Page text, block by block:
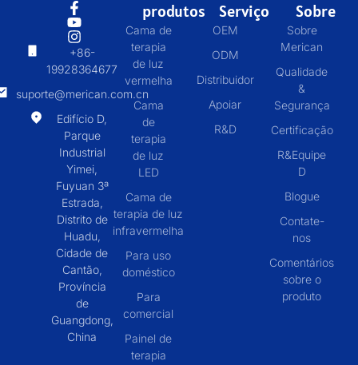
+86-
19928364677
suporte@merican.com.cn
Edifício D,
Parque
Industrial
Yimei,
Fuyuan 3ª
Estrada,
Distrito de
Huadu,
Cidade de
Cantão,
Província
de
Guangdong,
China
produtos
Cama de
terapia
de luz
vermelha
Cama
de
terapia
de luz
LED
Cama de
terapia de luz
infravermelha
Para uso
doméstico
Para
comercial
Painel de
terapia
Serviço
OEM
ODM
Distribuidor
Apoiar
R&D
Sobre
Sobre
Merican
Qualidade
&
Segurança
Certificação
R&Equipe
D
Blogue
Contate-
nos
Comentários
sobre o
produto